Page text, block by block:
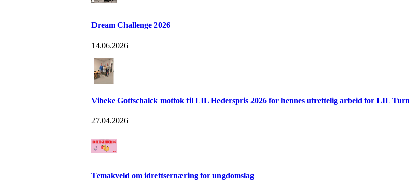
Dream Challenge 2026
14.06.2026
Vibeke Gottschalck mottok til LIL Hederspris 2026 for hennes utrettelig arbeid for LIL Turn
27.04.2026
Temakveld om idrettsernæring for ungdomslag